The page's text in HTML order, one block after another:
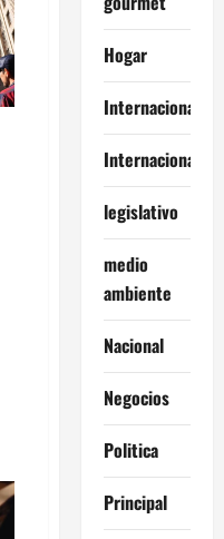
Hogar
Internacional
Internacionales
legislativo
medio
ambiente
Nacional
Negocios
Politica
Principal